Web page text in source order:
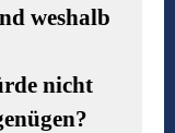
weshalb
nicht